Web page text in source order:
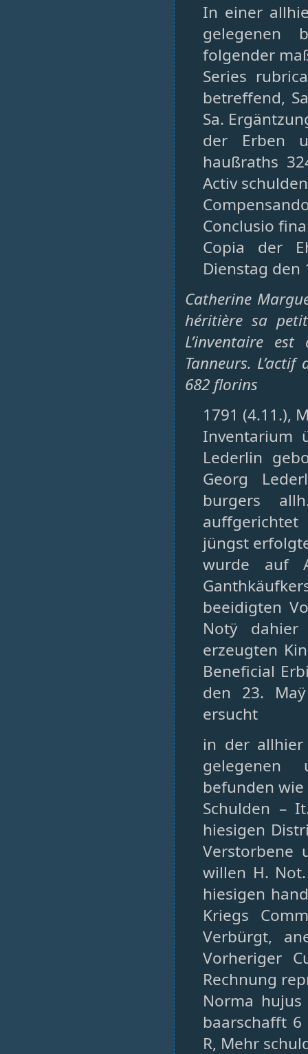
In einer
gelegenen
folgender
Series
betreffend,
Sa.
der Erben
haußraths
Activ
Conclusio
Copia der
Dienstag den
Catherine
héritière sa
L’inventaire
Tanneurs.
682 florins
1791 (4.11.),
Inventarium
Lederlin
Georg
burgers
jüngst
wurde auf
beeidigten
Notÿ
erzeugten
Beneficial
den 23.
ersucht
in der allhier
gelegenen
befunden
Schulden –
hiesigen
Verstorbene
willen H.
hiesigen
Kriegs
Verbürgt,
Vorheriger
Rechnung
Norma hujus
baarschafft 6
R, Mehr